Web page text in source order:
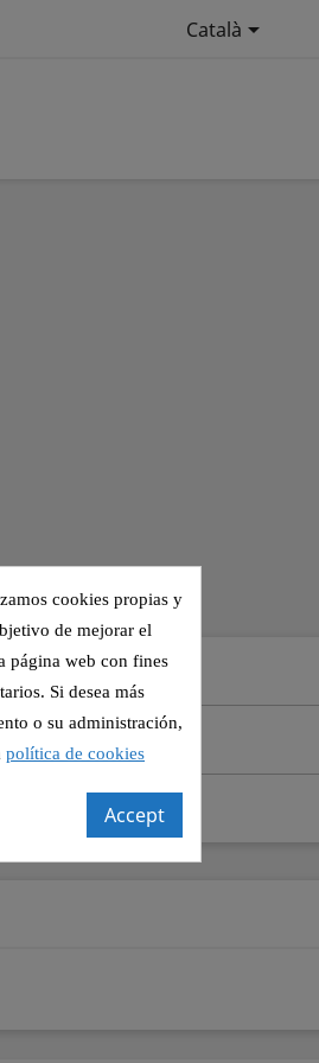
Català
cookies propias y
de mejorar el
página web con fines
Si desea más
o su administración,
política de cookies
Accept